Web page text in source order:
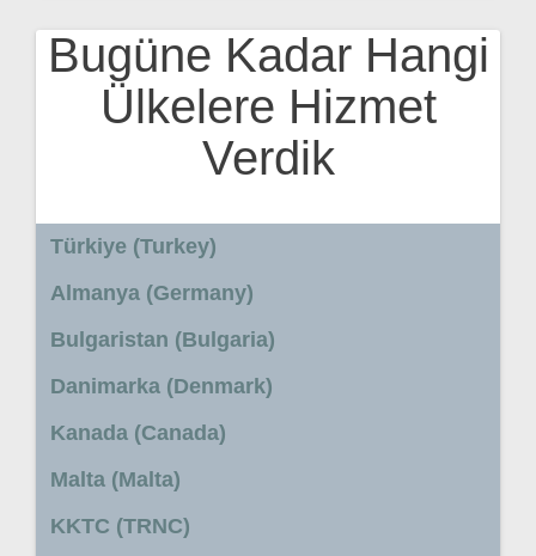
Bugüne Kadar Hangi
Ülkelere Hizmet
Verdik
Türkiye (Turkey)
Almanya (Germany)
Bulgaristan (Bulgaria)
Danimarka (Denmark)
Kanada (Canada)
Malta (Malta)
KKTC (TRNC)